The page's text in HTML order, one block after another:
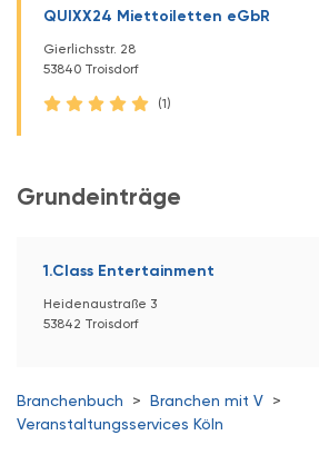
QUIXX24 Miettoiletten eGbR
Gierlichsstr. 28
53840 Troisdorf
(1)
Grundeinträge
1.Class Entertainment
Heidenaustraße 3
53842 Troisdorf
Branchenbuch > Branchen mit V >
Veranstaltungsservices Köln